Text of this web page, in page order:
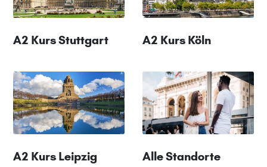
A2 Kurs Stuttgart A2 Kurs Köln
A2 Kurs Leipzig Alle Standorte